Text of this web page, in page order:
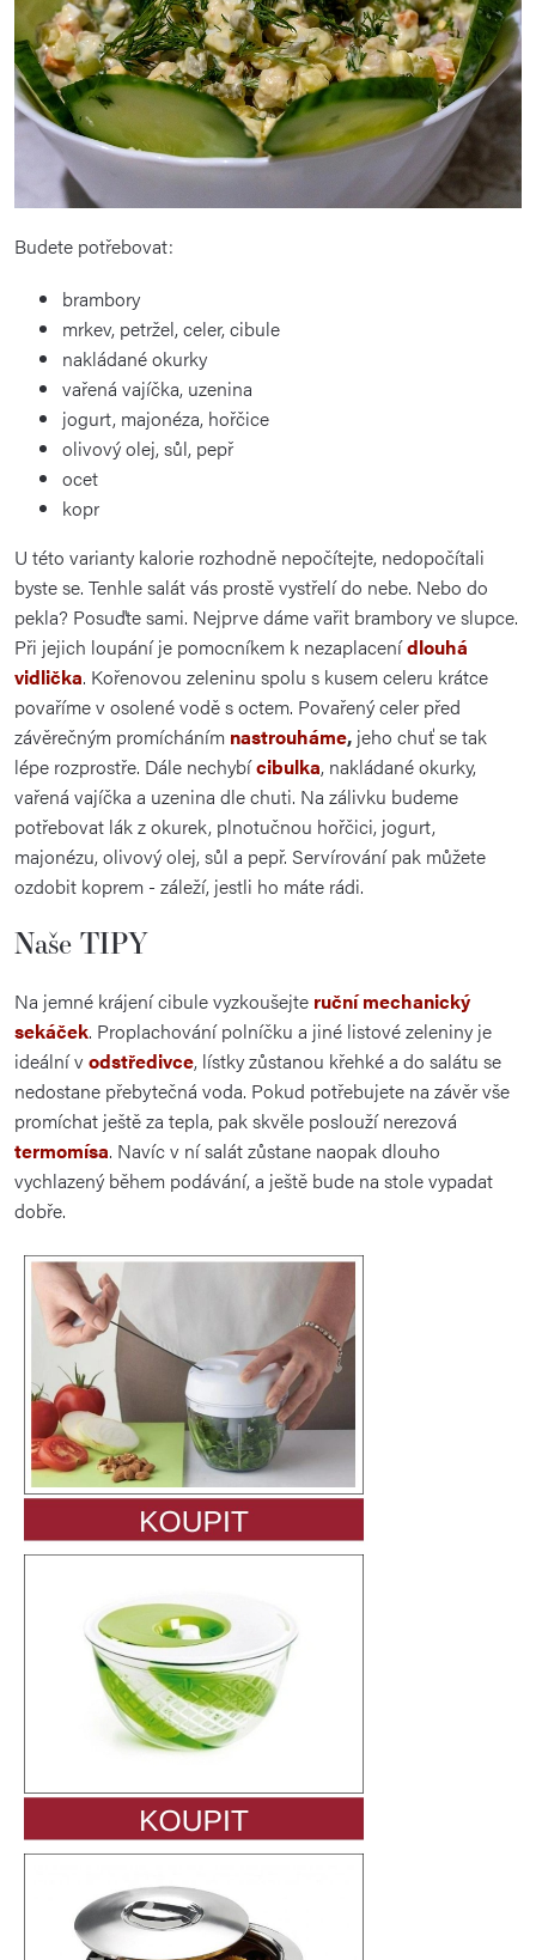
Budete potřebovat:
brambory
mrkev, petržel, celer, cibule
nakládané okurky
vařená vajíčka, uzenina
jogurt, majonéza, hořčice
olivový olej, sůl, pepř
ocet
kopr
U této varianty kalorie rozhodně nepočítejte, nedopočítali
byste se. Tenhle salát vás prostě vystřelí do nebe. Nebo do
pekla? Posuďte sami. Nejprve dáme vařit brambory ve slupce.
Při jejich loupání je pomocníkem k nezaplacenídlouhá
vidlička. Kořenovou zeleninu spolu s kusem celeru krátce
povaříme v osolené vodě s octem. Povařený celer před
závěrečným promícháním nastrouháme, jeho chuť se tak
lépe rozprostře. Dále nechybícibulka, nakládané okurky,
vařená vajíčka a uzenina dle chuti. Na zálivku budeme
potřebovat lák z okurek, plnotučnou hořčici, jogurt,
majonézu, olivový olej, sůl a pepř. Servírování pak můžete
ozdobit koprem - záleží, jestli ho máte rádi.
Naše TIPY
Na jemné krájení cibule vyzkoušejte ruční mechanický
sekáček. Proplachování polníčku a jiné listové zeleniny je
ideální vodstředivce, lístky zůstanou křehké a do salátu se
nedostane přebytečná voda. Pokud potřebujete na závěr vše
promíchat ještě za tepla, pak skvěle poslouží nerezová
termomísa. Navíc v ní salát zůstane naopak dlouho
vychlazený během podávání, a ještě bude na stole vypadat
dobře.